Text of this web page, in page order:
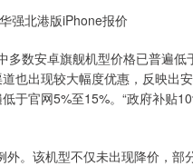
强北港版iPhone报价
安卓旗舰机型价格已普遍低
也出现较大幅度优惠，反映出
于官网5%至15%。“政府补贴
。该机型不仅未出现降价，部